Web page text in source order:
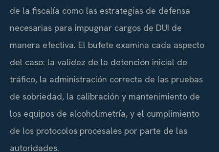
de la fiscalía como las estrategias de defensa
necesarias para impugnar cargos de DUI de
manera efectiva. El bufete examina cada aspecto
del caso: la validez de la detención inicial de
tráfico, la administración correcta de las pruebas
de sobriedad, la calibración y mantenimiento de
los equipos de alcoholimetría, y el cumplimiento
de los protocolos procesales por parte de las
autoridades.